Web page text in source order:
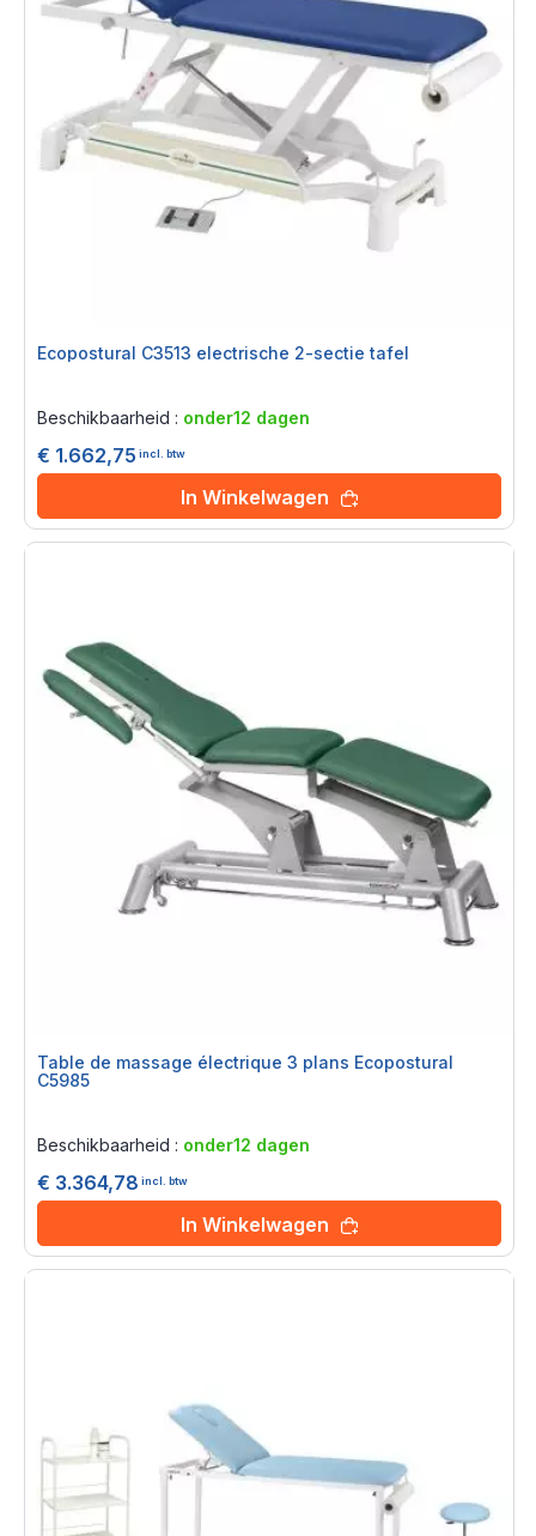
Ecopostural C3513 electrische 2-sectie tafel
Beschikbaarheid : onder12 dagen
€ 1.662,75 incl. btw
In Winkelwagen
Table de massage électrique 3 plans Ecopostural
C5985
Beschikbaarheid : onder12 dagen
€ 3.364,78 incl. btw
In Winkelwagen